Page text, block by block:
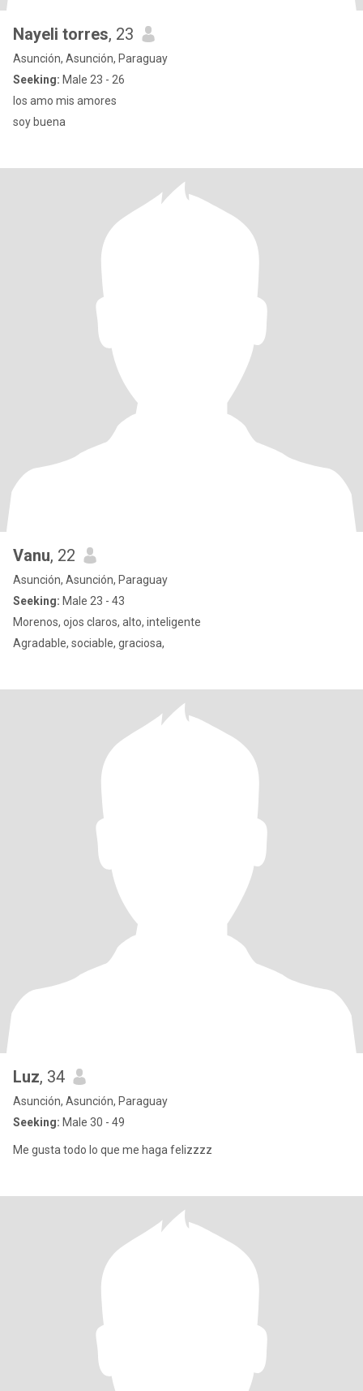
Nayeli torres, 23
Asunción, Asunción, Paraguay
Seeking: Male 23 - 26
los amo mis amores
soy buena
Vanu, 22
Asunción, Asunción, Paraguay
Seeking: Male 23 - 43
Morenos, ojos claros, alto, inteligente
Agradable, sociable, graciosa,
Luz, 34
Asunción, Asunción, Paraguay
Seeking: Male 30 - 49
Me gusta todo lo que me haga felizzzz